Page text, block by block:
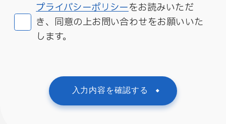
プライバシーポリシーをお読みいただ
き、同意の上お問い合わせをお願いいた
します。
入力内容を確認する